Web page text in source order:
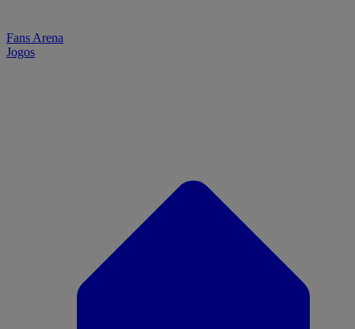
Fans Arena
Jogos